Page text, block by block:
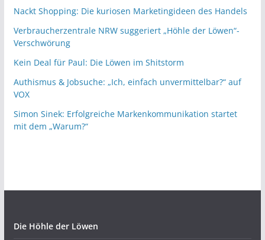
Nackt Shopping: Die kuriosen Marketingideen des Handels
Verbraucherzentrale NRW suggeriert „Höhle der Löwen“-
Verschwörung
Kein Deal für Paul: Die Löwen im Shitstorm
Authismus & Jobsuche: „Ich, einfach unvermittelbar?“ auf
VOX
Simon Sinek: Erfolgreiche Markenkommunikation startet
mit dem „Warum?“
Die Höhle der Löwen